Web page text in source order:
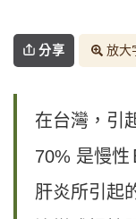
分享 放大
在台灣，引
70% 是慢性
肝炎所引起